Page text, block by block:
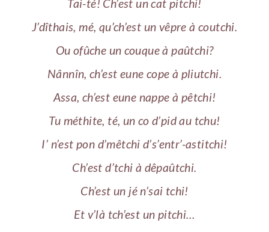
Tai-té! Ch’est un cat pitchi!
J’dîthais, mé, qu’ch’est un vêpre à coutchi.
Ou ofûche un couque à paûtchi?
Nânnîn, ch’est eune cope à pliutchi.
Assa, ch’est eune nappe à pêtchi!
Tu méthite, té, un co d’pid au tchu!
I’ n’est pon d’mêtchi d’s’entr’-astitchi!
Ch’est d’tchi à dêpaûtchi.
Ch’est un jé n’sai tchi!
Et v’là tch’est un pitchi…